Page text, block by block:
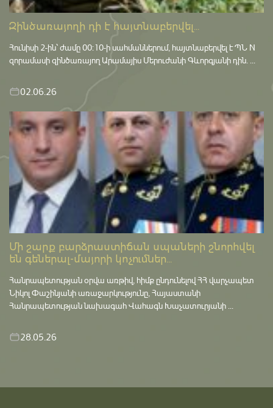
Զինծառայողի դի է հայտնաբերվել...
Հունիսի 2-ին՝ ժամը 00:10-ի սահմաններում, հայտնաբերվել է ՊՆ N
զորամասի զինծառայող Արամայիս Մերուժանի Գևորգյանի դին. ...
02.06.26
Մի շարք բարձրաստիճան սպաների շնորհվել
են գեներալ-մայորի կոչումներ...
Հանրապետության օրվա առթիվ, հիմք ընդունելով ՀՀ վարչապետ
Նիկոլ Փաշինյանի առաջարկությունը, Հայաստանի
Հանրապետության նախագահ Վահագն Խաչատուրյանի ...
28.05.26